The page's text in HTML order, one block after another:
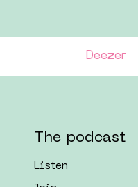
Deezer
The podcast
Listen